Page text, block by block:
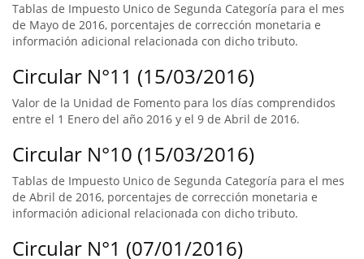
Tablas de Impuesto Unico de Segunda Categoría para el mes
de Mayo de 2016, porcentajes de corrección monetaria e
información adicional relacionada con dicho tributo.
Circular N°11 (15/03/2016)
Valor de la Unidad de Fomento para los días comprendidos
entre el 1 Enero del año 2016 y el 9 de Abril de 2016.
Circular N°10 (15/03/2016)
Tablas de Impuesto Unico de Segunda Categoría para el mes
de Abril de 2016, porcentajes de corrección monetaria e
información adicional relacionada con dicho tributo.
Circular N°1 (07/01/2016)